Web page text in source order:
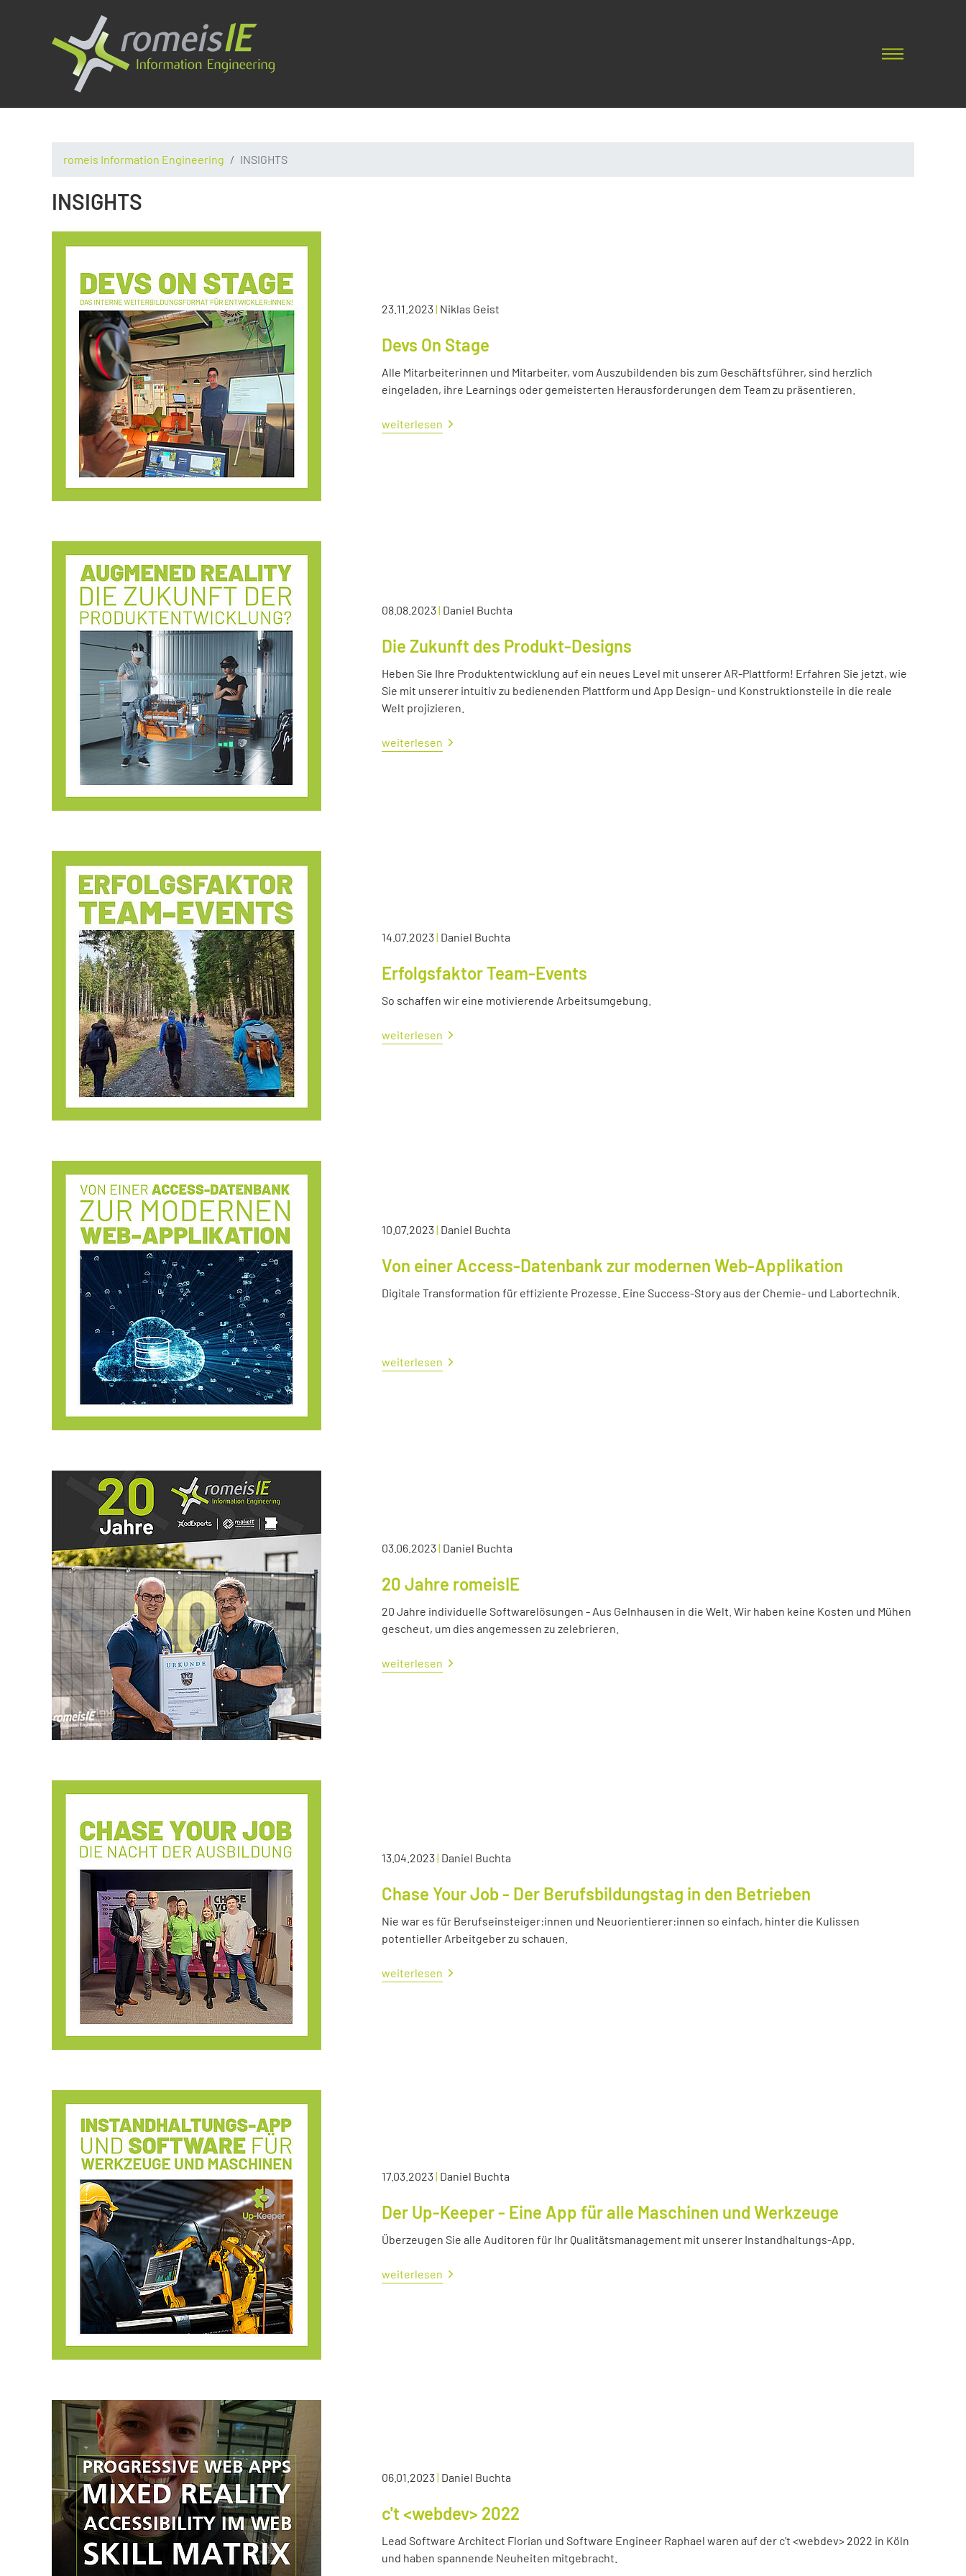
romeis Information Engineering INSIGHTS
INSIGHTS
23.11.2023| Niklas Geist
Devs On Stage
Alle Mitarbeiterinnen und Mitarbeiter, vom Auszubildenden bis zum Geschäftsführer, sind herzlich
eingeladen, ihre Learnings oder gemeisterten Herausforderungen dem Team zu präsentieren.
weiterlesen
08.08.2023| Daniel Buchta
Die Zukunft des Produkt-Designs
Heben Sie Ihre Produktentwicklung auf ein neues Level mit unserer AR-Plattform! Erfahren Sie jetzt, wie
Sie mit unserer intuitiv zu bedienenden Plattform und App Design- und Konstruktionsteile in die reale
Welt projizieren.
weiterlesen
14.07.2023| Daniel Buchta
Erfolgsfaktor Team-Events
So schaffen wir eine motivierende Arbeitsumgebung.
weiterlesen
10.07.2023| Daniel Buchta
Von einer Access-Datenbank zur modernen Web-Applikation
Digitale Transformation für effiziente Prozesse. Eine Success-Story aus der Chemie- und Labortechnik.
weiterlesen
03.06.2023| Daniel Buchta
20 Jahre romeisIE
20 Jahre individuelle Softwarelösungen - Aus Gelnhausen in die Welt. Wir haben keine Kosten und Mühen
gescheut, um dies angemessen zu zelebrieren.
weiterlesen
13.04.2023| Daniel Buchta
Chase Your Job - Der Berufsbildungstag in den Betrieben
Nie war es für Berufseinsteiger:innen und Neuorientierer:innen so einfach, hinter die Kulissen
potentieller Arbeitgeber zu schauen.
weiterlesen
17.03.2023| Daniel Buchta
Der Up-Keeper - Eine App für alle Maschinen und Werkzeuge
Überzeugen Sie alle Auditoren für Ihr Qualitätsmanagement mit unserer Instandhaltungs-App.
weiterlesen
06.01.2023| Daniel Buchta
c't <webdev> 2022
Lead Software Architect Florian und Software Engineer Raphael waren auf der c't <webdev> 2022 in Köln
und haben spannende Neuheiten mitgebracht.